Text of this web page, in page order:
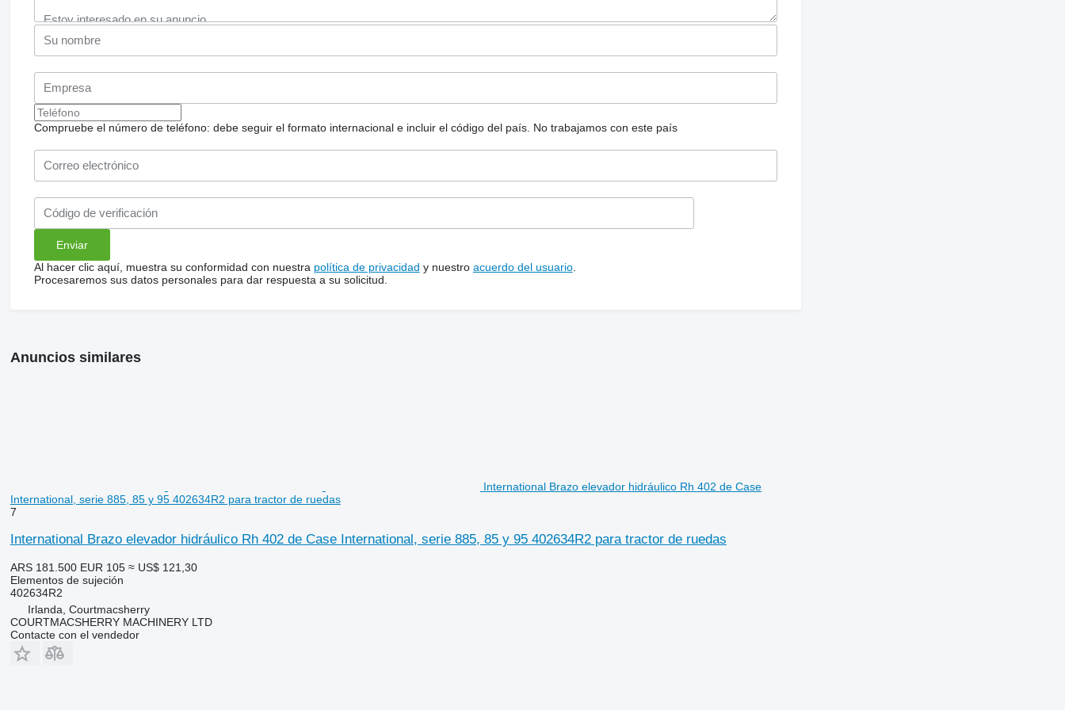
Compruebe el número de teléfono: debe seguir el formato internacional e incluir el código del país. No trabajamos con este país
Al hacer clic aquí, muestra su conformidad con nuestra política de privacidad y nuestro acuerdo del usuario.
Procesaremos sus datos personales para dar respuesta a su solicitud.
Anuncios similares
International Brazo elevador hidráulico Rh 402 de Case
International, serie 885, 85 y 95 402634R2 para tractor de ruedas
7
International Brazo elevador hidráulico Rh 402 de Case International, serie 885, 85 y 95 402634R2 para tractor de ruedas
ARS 181.500 EUR 105 ≈ US$ 121,30
Elementos de sujeción
402634R2
Irlanda, Courtmacsherry
COURTMACSHERRY MACHINERY LTD
Contacte con el vendedor